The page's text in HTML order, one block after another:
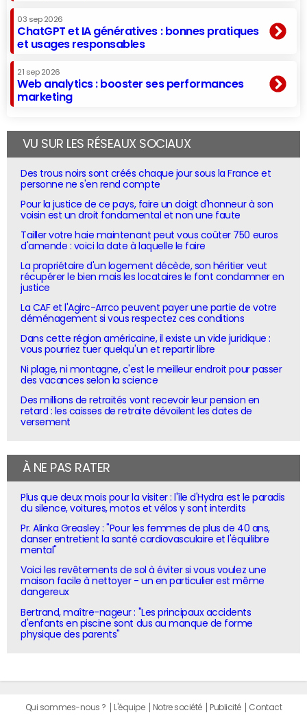
03 sep 2026
ChatGPT et IA génératives : bonnes pratiques
et usages responsables
21 sep 2026
Web analytics : booster ses performances
marketing
VU SUR LES RÉSEAUX SOCIAUX
Des trous noirs sont créés chaque jour sous la France et
personne ne s'en rend compte
Pour la justice de ce pays, faire un doigt d'honneur à son
voisin est un droit fondamental et non une faute
Tailler votre haie maintenant peut vous coûter 750 euros
d'amende : voici la date à laquelle le faire
La propriétaire d'un logement décède, son héritier veut
récupérer le bien mais les locataires le font condamner en
justice
La CAF et l'Agirc-Arrco peuvent payer une partie de votre
déménagement si vous respectez ces conditions
Dans cette région américaine, il existe un vide juridique :
vous pourriez tuer quelqu'un et repartir libre
Ni plage, ni montagne, c'est le meilleur endroit pour passer
des vacances selon la science
Des millions de retraités vont recevoir leur pension en
retard : les caisses de retraite dévoilent les dates de
versement
À NE PAS RATER
Plus que deux mois pour la visiter : l'île d'Hydra est le paradis
du silence, voitures, motos et vélos y sont interdits
Pr. Alinka Greasley : "Pour les femmes de plus de 40 ans,
danser entretient la santé cardiovasculaire et l'équilibre
mental"
Voici les revêtements de sol à éviter si vous voulez une
maison facile à nettoyer - un en particulier est même
dangereux
Bertrand, maître-nageur : "Les principaux accidents
d'enfants en piscine sont dus au manque de forme
physique des parents"
Qui sommes-nous ? L'équipe Notre société Publicité Contact